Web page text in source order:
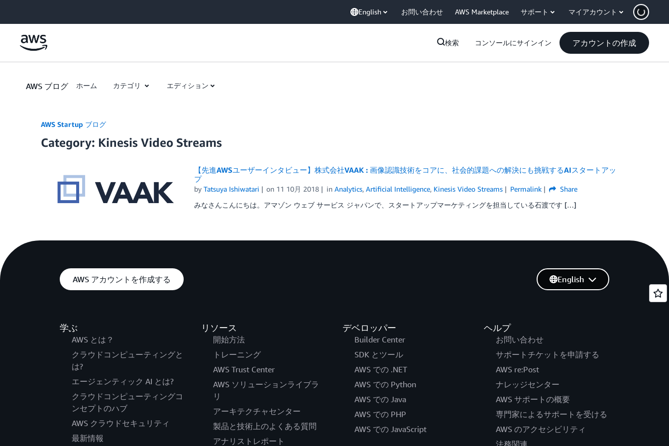
English お問い合わせ AWS Marketplace サポート マイアカウント
検索 コンソールにサインイン アカウントの作成
AWS ブログ ホーム カテゴリ エディション
AWS Startup ブログ
Category: Kinesis Video Streams
【先進AWSユーザーインタビュー】株式会社VAAK : 画像認識技術をコアに、社会的課題への解決にも挑戦するAIスタートアッ
プ
by Tatsuya Ishiwatari on 11 10月 2018 inAnalytics,Artificial Intelligence, Kinesis Video Streams Permalink
Share
みなさんこんにちは。アマゾン ウェブ サービス ジャパンで、スタートアップマーケティングを担当している石渡です […]
AWS アカウントを作成する
学ぶ
AWS とは？
クラウドコンピューティングと
は?
エージェンティック AI とは?
クラウドコンピューティングコ
ンセプトのハブ
AWS クラウドセキュリティ
最新情報
リソース
開始方法
トレーニング
AWS Trust Center
AWS ソリューションライブラ
リ
アーキテクチャセンター
製品と技術上のよくある質問
アナリストレポート
デベロッパー
Builder Center
SDK とツール
AWS での .NET
AWS での Python
AWS での Java
AWS での PHP
AWS での JavaScript
ヘルプ
お問い合わせ
サポートチケットを申請する
AWS re:Post
ナレッジセンター
AWS サポートの概要
専門家によるサポートを受ける
AWS のアクセシビリティ
法務関連
English